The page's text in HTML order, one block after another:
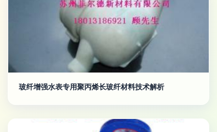
玻纤增强水表专用聚丙烯长玻纤材料技术解析